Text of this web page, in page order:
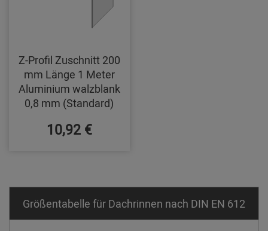
Z-Profil Zuschnitt 200
mm Länge 1 Meter
Aluminium walzblank
0,8 mm (Standard)
10,92 €
Größentabelle für Dachrinnen nach DIN EN 612